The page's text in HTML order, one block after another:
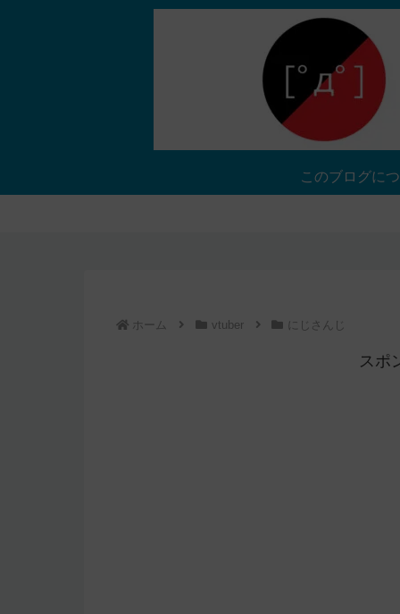
このブログに
ホーム vtuber にじさんじ
スポ